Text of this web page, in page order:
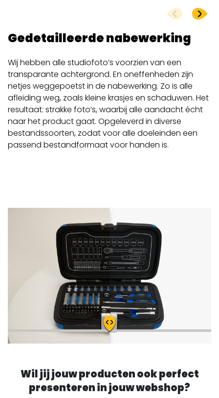
Gedetailleerde nabewerking
Wij hebben alle studiofoto’s voorzien van een
transparante achtergrond. En oneffenheden zijn
netjes weggepoetst in de nabewerking. Zo is alle
afleiding weg, zoals kleine krasjes en schaduwen. Het
resultaat: strakke foto’s, waarbij alle aandacht écht
naar het product gaat. Opgeleverd in diverse
bestandssoorten, zodat voor alle doeleinden een
passend bestandformaat voor handen is.
Wil jij jouw producten ook perfect
presenteren in jouw webshop?